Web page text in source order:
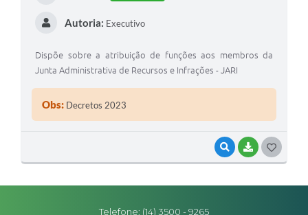
VISUALIZAR
BAIXAR
Autoria: Executivo
Dispõe sobre a atribuição de funções aos membros da
Junta Administrativa de Recursos e Infrações - JARI
Obs: Decretos 2023
Telefone: (14) 3500 - 9265